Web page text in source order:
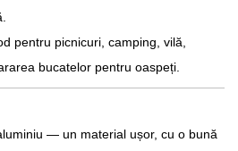
pentru picnicuri, camping, vilă,
bucatelor pentru oaspeți.
— un material ușor, cu o bună